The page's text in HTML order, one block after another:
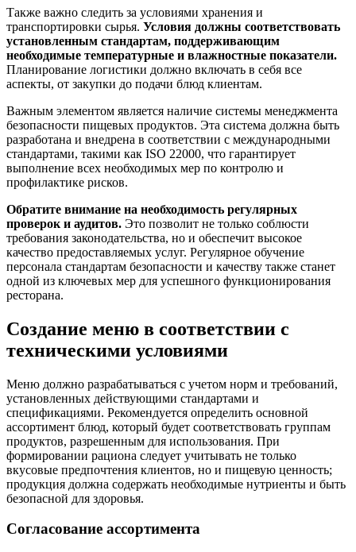
Также важно следить за условиями хранения и
транспортировки сырья. Условия должны соответствовать
установленным стандартам, поддерживающим
необходимые температурные и влажностные показатели.
Планирование логистики должно включать в себя все
аспекты, от закупки до подачи блюд клиентам.
Важным элементом является наличие системы менеджмента
безопасности пищевых продуктов. Эта система должна быть
разработана и внедрена в соответствии с международными
стандартами, такими как ISO 22000, что гарантирует
выполнение всех необходимых мер по контролю и
профилактике рисков.
Обратите внимание на необходимость регулярных
проверок и аудитов. Это позволит не только соблюсти
требования законодательства, но и обеспечит высокое
качество предоставляемых услуг. Регулярное обучение
персонала стандартам безопасности и качеству также станет
одной из ключевых мер для успешного функционирования
ресторана.
Создание меню в соответствии с
техническими условиями
Меню должно разрабатываться с учетом норм и требований,
установленных действующими стандартами и
спецификациями. Рекомендуется определить основной
ассортимент блюд, который будет соответствовать группам
продуктов, разрешенным для использования. При
формировании рациона следует учитывать не только
вкусовые предпочтения клиентов, но и пищевую ценность;
продукция должна содержать необходимые нутриенты и быть
безопасной для здоровья.
Согласование ассортимента